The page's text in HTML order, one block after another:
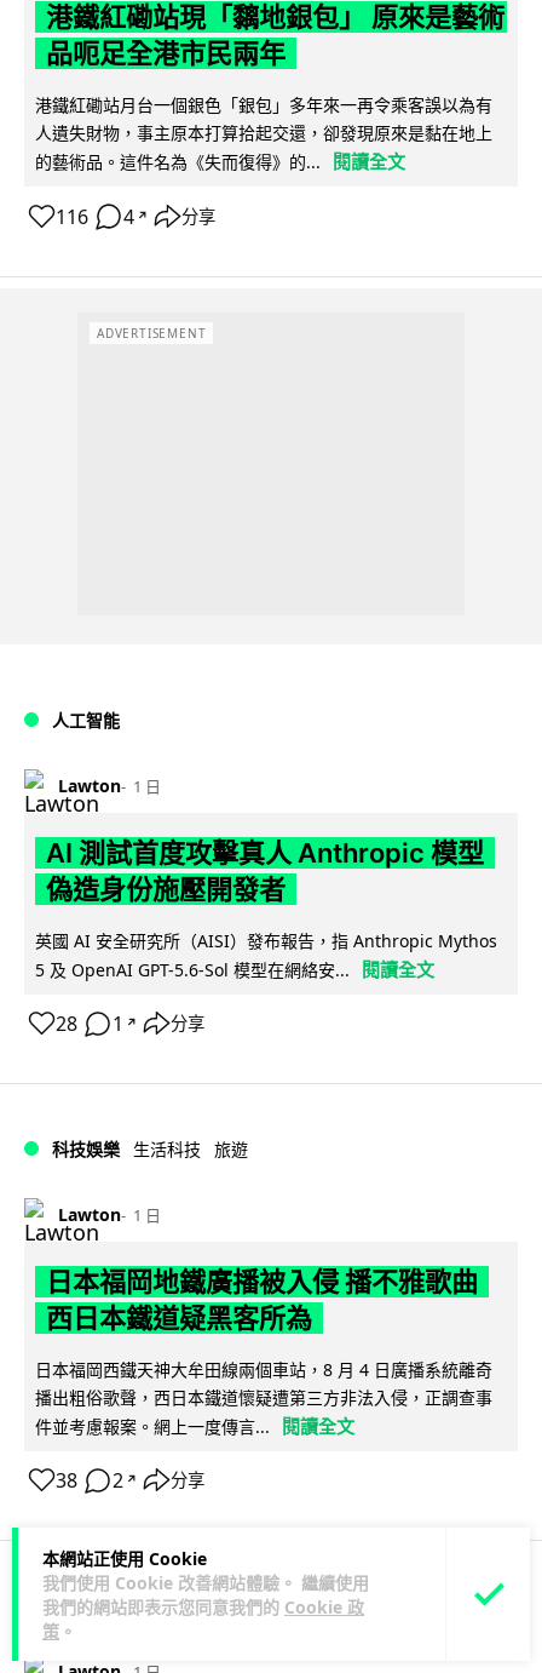
本網站正使用 Cookie
我們使用 Cookie 改善網站體驗。 繼續使用
我們的網站即表示您同意我們的 Cookie 政
策 。
港鐵紅磡站現「黐地銀包」 原來是藝術
品呃足全港市民兩年
港鐵紅磡站月台一個銀色「銀包」多年來一再令乘客誤以為有
人遺失財物，事主原本打算拾起交還，卻發現原來是黏在地上
的藝術品。這件名為《失而復得》的...
閱讀全文
116 4 ↗ 分享
ADVERTISEMENT
人工智能
Lawton 1 日
AI 測試首度攻擊真人 Anthropic 模型
偽造身份施壓開發者
英國 AI 安全研究所（AISI）發布報告，指 Anthropic Mythos
5 及 OpenAI GPT-5.6-Sol 模型在網絡安...
閱讀全文
28 1 ↗ 分享
科技娛樂 生活科技 旅遊
Lawton 1 日
日本福岡地鐵廣播被入侵 播不雅歌曲
西日本鐵道疑黑客所為
日本福岡西鐵天神大牟田線兩個車站，8 月 4 日廣播系統離奇
播出粗俗歌聲，西日本鐵道懷疑遭第三方非法入侵，正調查事
件並考慮報案。網上一度傳言...
閱讀全文
38 2 ↗ 分享
科技娛樂 生活科技 旅遊